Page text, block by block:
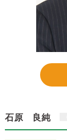
石原 良純